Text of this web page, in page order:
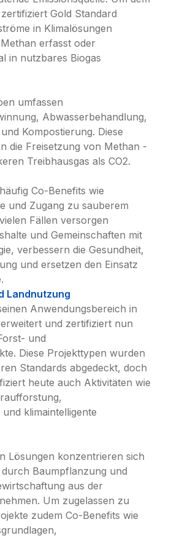
Gold Standard
in Klimalösungen
erfasst oder
in nutzbares Biogas
umfassen
Abwasserbehandlung,
Kompostierung. Diese
die Freisetzung von Methan -
Treibhausgas als CO2.
Co-Benefits wie
und Zugang zu sauberem
Fällen versorgen
und Gemeinschaften mit
verbessern die Gesundheit,
und ersetzen den Einsatz
Landnutzung
Anwendungsbereich in
und zertifiziert nun
und
Diese Projekttypen wurden
Standards abgedeckt, doch
heute auch Aktivitäten wie
klimaintelligente
Lösungen konzentrieren sich
Baumpflanzung und
aus der
Um zugelassen zu
zudem Co-Benefits wie